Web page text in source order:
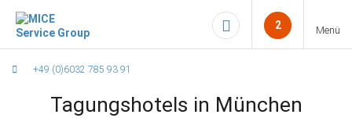
+49 (0)6032 785 93 91
2 Menü
Tagungshotels in München